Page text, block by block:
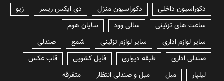
دکوراسیون داخلی
دکوراسیون منزل دی ایکس ریسر
زیو
ساعت های تزئینی
سالی وود
سایان هوم
سایر لوازم اداری
سایر لوازم تزئینی شمع
صندلی
صندلی اداری
طبقه دیواری فایل کشویی
قاب عکس
لیلپار
مبل مبل و صندلی انتظار
متفرقه